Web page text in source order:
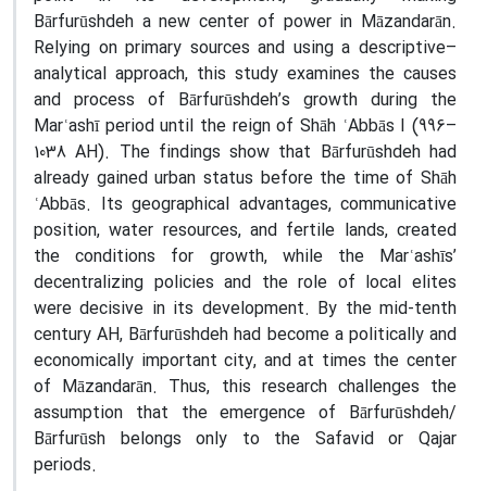
Bārfurūshdeh a new center of power in Māzandarān.
Relying on primary sources and using a descriptive–
analytical approach, this study examines the causes
and process of Bārfurūshdeh’s growth during the
Marʿashī period until the reign of Shāh ʿAbbās I (996–
1038 AH). The findings show that Bārfurūshdeh had
already gained urban status before the time of Shāh
ʿAbbās. Its geographical advantages, communicative
position, water resources, and fertile lands, created
the conditions for growth, while the Marʿashīs’
decentralizing policies and the role of local elites
were decisive in its development. By the mid-tenth
century AH, Bārfurūshdeh had become a politically and
economically important city, and at times the center
of Māzandarān. Thus, this research challenges the
assumption that the emergence of Bārfurūshdeh/
Bārfurūsh belongs only to the Safavid or Qajar
periods.